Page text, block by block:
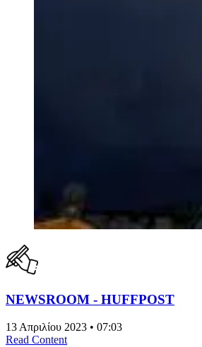
NEWSROOM - HUFFPOST
13 Απριλίου 2023 • 07:03
Read Content